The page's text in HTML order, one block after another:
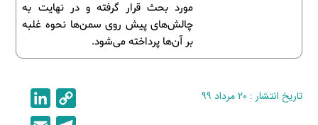
مورد بحث قرار گرفته و در نهایت به
چالش‌های پیش روی سمن‌ها نحوه غلبه
بر آن‌ها پرداخته می‌شود.
تاریخ انتشار : ۲۰ مرداد ۹۹
o
i